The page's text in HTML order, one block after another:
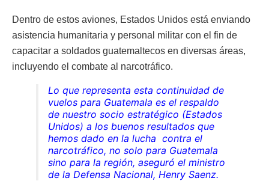
Dentro de estos aviones, Estados Unidos está enviando
asistencia humanitaria y personal militar con el fin de
capacitar a soldados guatemaltecos en diversas áreas,
incluyendo el combate al narcotráfico.
Lo que representa esta continuidad de
vuelos para Guatemala es el respaldo
de nuestro socio estratégico (Estados
Unidos) a los buenos resultados que
hemos dado en la lucha contra el
narcotráfico, no solo para Guatemala
sino para la región, aseguró el ministro
de la Defensa Nacional, Henry Saenz.